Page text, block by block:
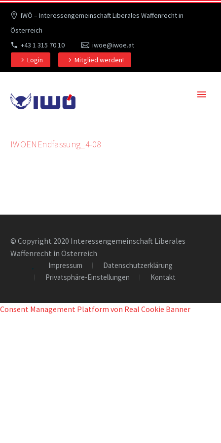
IWÖ – Interessengemeinschaft Liberales Waffenrecht in
Österreich
+43 1 315 70 10
iwoe@iwoe.at
Login
Mitglied werden!
IWOENEndfassung_4-08
© Copyright 2020 Interessengemeinschaft Liberales
Waffenrecht in Österreich
Impressum
Datenschutzerklärung
Privatsphäre-Einstellungen
Kontakt
Consent Management Platform von Real Cookie Banner